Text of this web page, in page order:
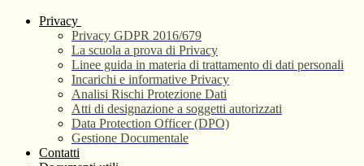
Privacy
Privacy GDPR 2016/679
La scuola a prova di Privacy
Linee guida in materia di trattamento di dati personali
Incarichi e informative Privacy
Analisi Rischi Protezione Dati
Atti di designazione a soggetti autorizzati
Data Protection Officer (DPO)
Gestione Documentale
Contatti